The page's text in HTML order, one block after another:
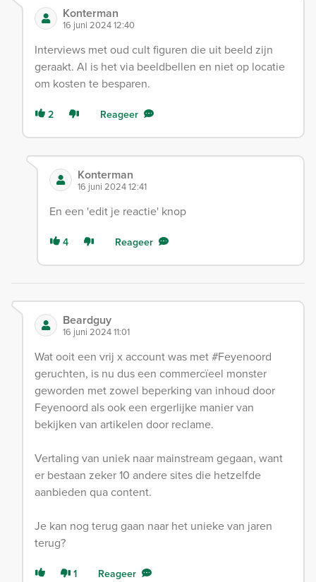
Konterman
16 juni 2024 12:40
Interviews met oud cult figuren die uit beeld zijn
geraakt. Al is het via beeldbellen en niet op locatie
om kosten te besparen.
2 Reageer
Konterman
16 juni 2024 12:41
En een 'edit je reactie' knop
4 Reageer
Beardguy
16 juni 2024 11:01
Wat ooit een vrij x account was met #Feyenoord
geruchten, is nu dus een commercïeel monster
geworden met zowel beperking van inhoud door
Feyenoord als ook een ergerlijke manier van
bekijken van artikelen door reclame.
Vertaling van uniek naar mainstream gegaan, want
er bestaan zeker 10 andere sites die hetzelfde
aanbieden qua content.
Je kan nog terug gaan naar het unieke van jaren
terug?
1 Reageer